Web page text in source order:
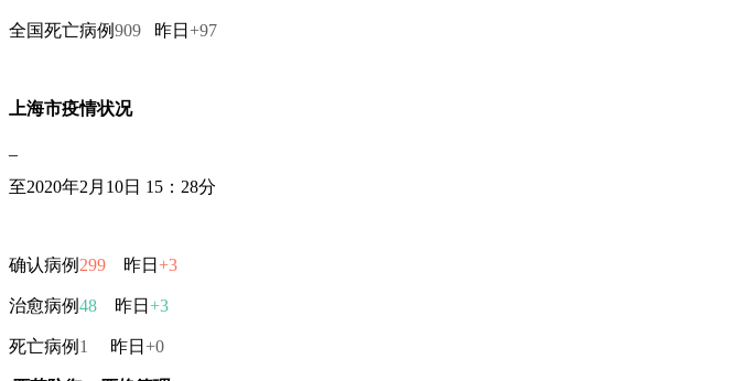
全国死亡病例909 昨日 +97
上海市疫情状况
至2020年2月10日 15：28分
确认病例 299 昨日 +3
治愈病例48 昨日 +3
死亡病例 1 昨日 +0